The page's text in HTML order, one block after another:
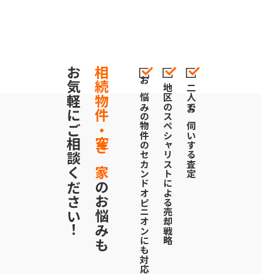
相続物件・空き家
のお悩みも
お気軽にご相談ください！ お悩みの物件のセカンドオピニオンにも対応地区のスペシャリストによる売却戦略二人でお伺いする査定